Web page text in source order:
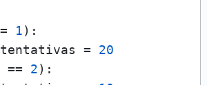
1):
=
20
== 2):